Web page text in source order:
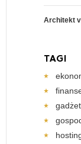
Architekt
TAGI